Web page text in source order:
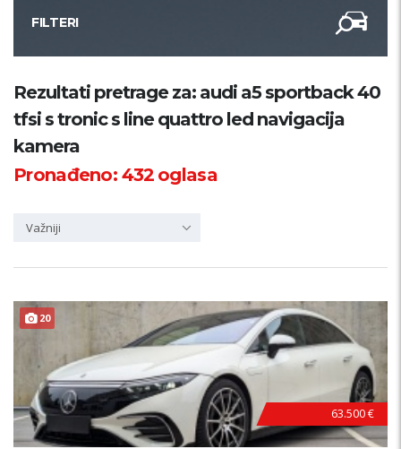
FILTERI
Kategorija
Samo sa slikom
Rezultati pretrage za: audi a5 sportback 40
tfsi s tronic s line quattro led navigacija
kamera
Pronađeno:432oglasa
Važniji
20
63.500 €